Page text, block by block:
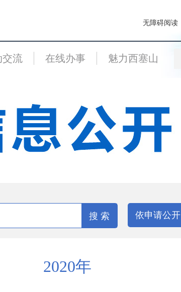
无障碍阅读
交流 在线办事 魅力西塞山
搜 索 依申请公开
2020年